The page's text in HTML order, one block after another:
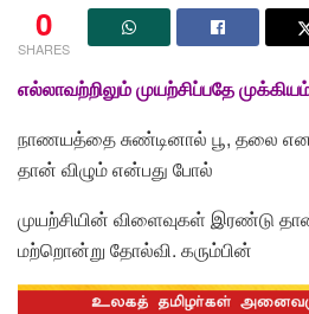
0
SHARES
எல்லாவற்றிலும் முயற்சிப்பதே
நாணயத்தை சுண்டினால் பூ, தலை
தான் விழும் என்பது போல்
முயற்சியின் விளைவுகள் இரண்டு
மற்றொன்று தோல்வி. கரும்பின்